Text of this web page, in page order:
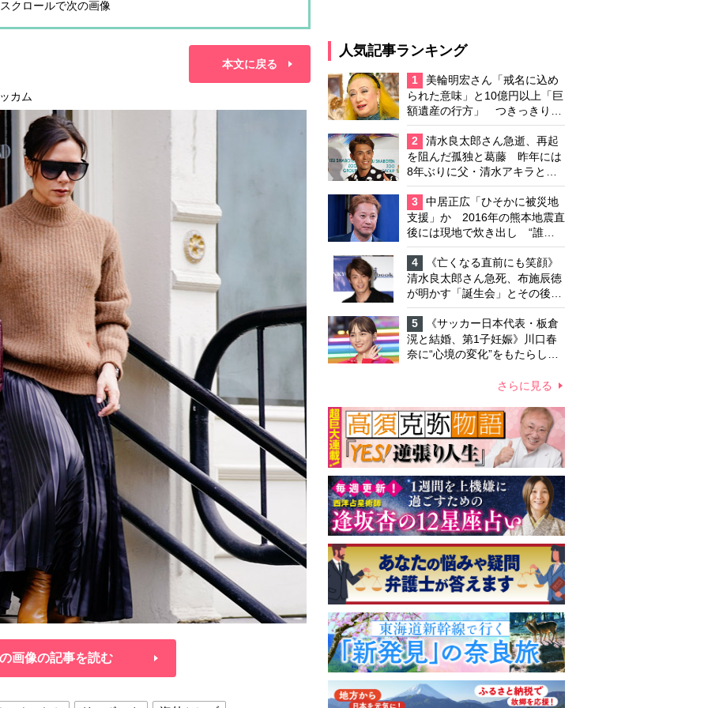
クロールで次の画像
本文に戻る
カム
画像の記事を読む
人気記事ランキング
1
美輪明宏さん「戒名に込め
られた意味」と10億円以上「巨
額遺産の行方」 つきっきりで
私生活をサポートしていた元俳
優が相続か
2
清水良太郎さん急逝、再起
を阻んだ孤独と葛藤 昨年には
8年ぶりに父・清水アキラと共
演、本格的な活動再開に向かっ
ていたが…周囲が懸念していた
「不安定なところ」
3
中居正広「ひそかに被災地
支援」か 2016年の熊本地震直
後には現地で炊き出し “誰に
も知られなくて良い”と、むし
ろ強まる福祉活動への思い
4
《亡くなる直前にも笑顔》
清水良太郎さん急死、布施辰徳
が明かす「誕生会」とその後の
メッセージ
5
《サッカー日本代表・板倉
滉と結婚、第1子妊娠》川口春
奈に“心境の変化”をもたらした
って「がんに蝕まれる母」を演
さらに見る